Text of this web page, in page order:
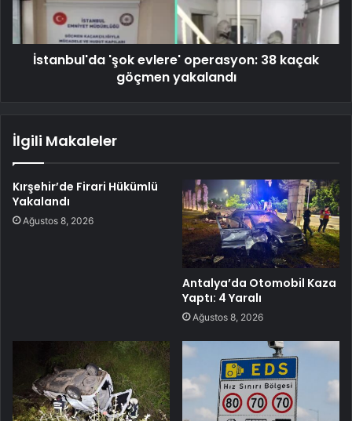
İstanbul'da 'şok evlere' operasyon: 38 kaçak
göçmen yakalandı
İlgili Makaleler
Kırşehir’de Firari Hükümlü
Yakalandı
Ağustos 8, 2026
Antalya’da Otomobil Kaza
Yaptı: 4 Yaralı
Ağustos 8, 2026